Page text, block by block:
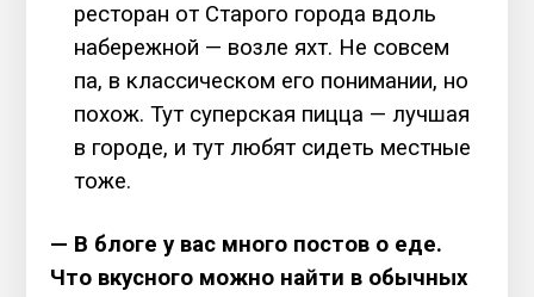
ресторан от Старого города вдоль
набережной — возле яхт. Не совсем
па, в классическом его понимании, но
похож. Тут суперская пицца — лучшая
в городе, и тут любят сидеть местные
тоже.
— В блоге у вас много постов о еде.
Что вкусного можно найти в обычных